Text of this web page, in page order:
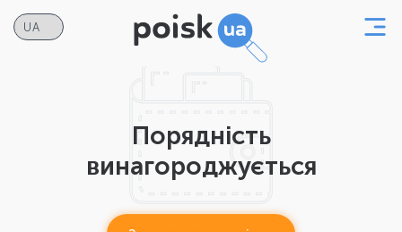
Порядність
винагороджується